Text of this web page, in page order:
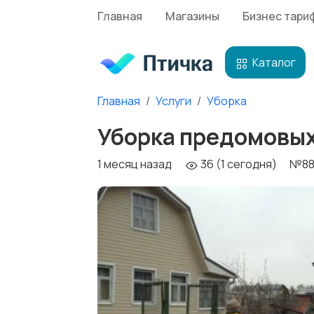
Главная Магазины Бизнес
Каталог
Главная Услуги Уборка
Уборка
1 месяц назад 36 (1 сегодня)